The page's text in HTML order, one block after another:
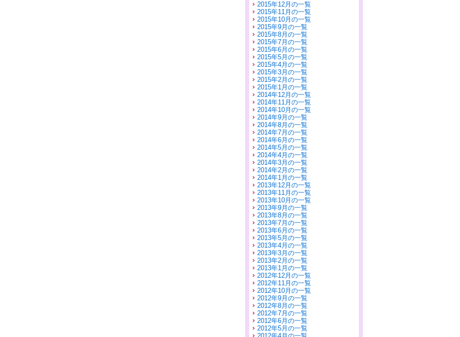
2015年12月の一覧
2015年11月の一覧
2015年10月の一覧
2015年9月の一覧
2015年8月の一覧
2015年7月の一覧
2015年6月の一覧
2015年5月の一覧
2015年4月の一覧
2015年3月の一覧
2015年2月の一覧
2015年1月の一覧
2014年12月の一覧
2014年11月の一覧
2014年10月の一覧
2014年9月の一覧
2014年8月の一覧
2014年7月の一覧
2014年6月の一覧
2014年5月の一覧
2014年4月の一覧
2014年3月の一覧
2014年2月の一覧
2014年1月の一覧
2013年12月の一覧
2013年11月の一覧
2013年10月の一覧
2013年9月の一覧
2013年8月の一覧
2013年7月の一覧
2013年6月の一覧
2013年5月の一覧
2013年4月の一覧
2013年3月の一覧
2013年2月の一覧
2013年1月の一覧
2012年12月の一覧
2012年11月の一覧
2012年10月の一覧
2012年9月の一覧
2012年8月の一覧
2012年7月の一覧
2012年6月の一覧
2012年5月の一覧